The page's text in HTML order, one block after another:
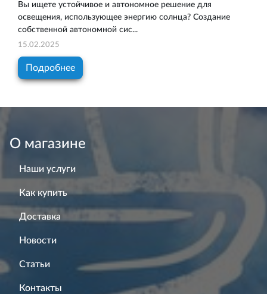
Вы ищете устойчивое и автономное решение для
освещения, использующее энергию солнца? Создание
собственной автономной сис...
15.02.2025
Подробнее
О магазине
Наши услуги
Как купить
Доставка
Новости
Статьи
Контакты